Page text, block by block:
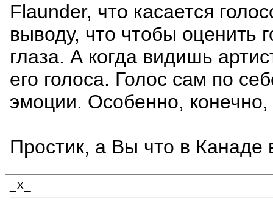
Flaunder, что касается
выводу, что чтобы оценить
глаза. А когда видишь
его голоса. Голос сам по
эмоции. Особенно,
Простик, а Вы что в
_X_